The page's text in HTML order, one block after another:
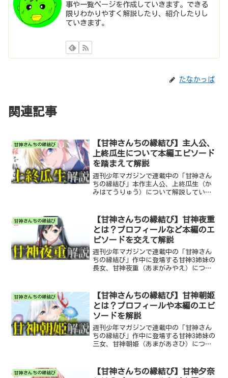
事や一覧ページを作成していきます。できる
限りわかりやすく解説したり、紹介したりし
ていきます。
たなかっぱ
関連記事
甘神さんちの縁結び
【甘神さんちの縁結び】主人公、
上終瓜生について本編エピソード
を踏まえて解説
週刊少年マガジンで連載中の「甘神さん
ちの縁結び」本作主人公、上終瓜生（か
みはてうりゅう）について解説していき
ご注意ください。また、記事に使用する
画像は「甘神さんちの縁結...
甘神さんちの縁結び
【甘神さんちの縁結び】甘神夜重
とは？プロフィールなど本編のエ
ピソードを交えて解説
週刊少年マガジンで連載中の「甘神さん
ちの縁結び」作中に登場する甘神3姉妹の
長女、甘神夜重（あまがみやえ）につい
で、未読の方はご注意ください。また、
記事に使用する画像は「...
甘神さんちの縁結び
【甘神さんちの縁結び】甘神朝姫
とは？プロフィールや本編のエピ
ソードを解説
週刊少年マガジンで連載中の「甘神さん
ちの縁結び」作中に登場する甘神3姉妹の
三女、甘神朝姫（あまがあさひ）につい
で、未読の方はご注意ください。また、
甘神さんちの縁結び
【甘神さんちの縁結び】甘神夕奈